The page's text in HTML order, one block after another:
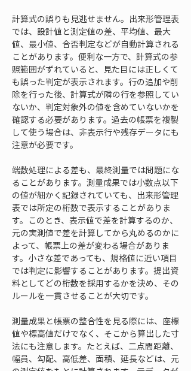
計算式の誤りも見逃せません。出来形管理表
では、設計値と測定値の差、平均値、最大
値、最小値、合否判定などが自動計算される
ことがあります。便利な一方で、計算式の参
照範囲がずれていると、見た目には正しくて
も誤った判定が表示されます。行の追加や削
除を行った後、計算式が隣の行を参照してい
ないか、判定対象外の値を含めていないかを
確認する必要があります。過去の帳票を複製
して使う場合は、非表示行や残存データにも
注意が必要です。
端数処理による差も、最終測量では問題にな
ることがあります。測量成果では小数点以下
の値が細かく記録されていても、出来形管理
表では所定の桁数で表示することがありま
す。このとき、表示値で差を計算するのか、
元の実測値で差を計算してから丸めるのかに
よって、帳票上の差が変わる場合がありま
す。小さな差であっても、規格値に近い項目
では判定に影響することがあります。提出資
料としてどの桁数を採用するかを決め、その
ルールを一貫させることが大切です。
測量成果と帳票の整合性を見る際には、座標
値や標高値だけでなく、そこから算出した寸
法にも注意します。たとえば、二点間距離、
幅員、勾配、高低差、面積、延長などは、元